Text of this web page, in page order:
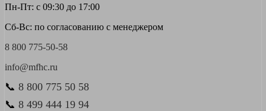
Пн-Пт: с 09:30 до 17:00
Сб-Вс: по согласованию с менеджером
8 800 775-50-58
info@mfhc.ru
📞 8 800 775 50 58
📞 8 499 444 19 94